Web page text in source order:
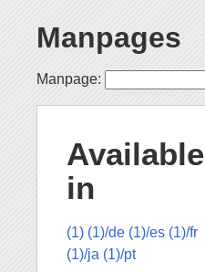
Manpages
Manpage:
Available
in
(1) (1)/de (1)/es (1)/fr
(1)/ja (1)/pt